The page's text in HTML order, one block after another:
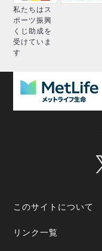
私たちはス
ポーツ振興
くじ助成を
受けていま
す
このサイトについて
リンク一覧